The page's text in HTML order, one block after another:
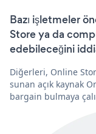
Bazı işletmeler
Store ya da
edebileceğini
Diğerleri, Online
sunan açık kaynak
bargain bulmaya